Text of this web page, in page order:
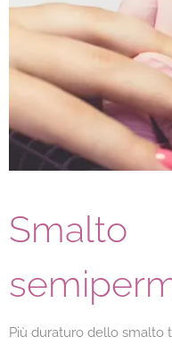
Smalto
Più duraturo dello smalto